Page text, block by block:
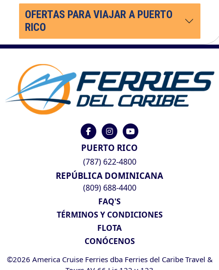
OFERTAS PARA VIAJAR A PUERTO
RICO
PUERTO RICO
(787) 622-4800
REPÚBLICA DOMINICANA
(809) 688-4400
FAQ'S
TÉRMINOS Y CONDICIONES
FLOTA
CONÓCENOS
©2026 America Cruise Ferries dba Ferries del Caribe Travel &